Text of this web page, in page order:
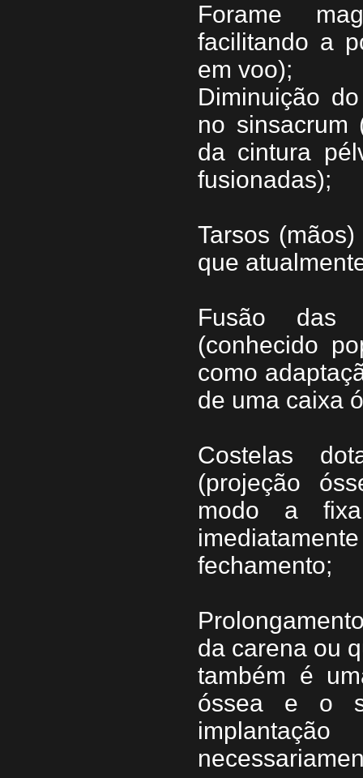
Forame
facilitando a
em voo);
Diminuição
no sinsacrum
da cintura
fusionadas);
Tarsos
que
Fusão das
(conhecido
como
de uma caixa
Costelas
(projeção
modo a
fechamento;
da carena ou
também é
óssea e o